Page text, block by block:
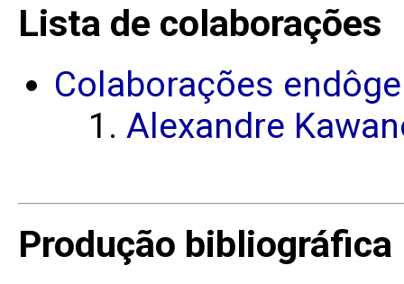
Lista de colaborações
Colaborações
Alexandre
Produção bibliográfica